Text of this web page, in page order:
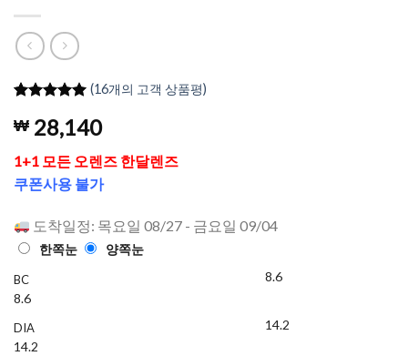
평가를 기
준으로 5점
만점에점
으로 평가
됨
(16개의 고객 상품평)
₩ 28,140
1+1 모든 오렌즈 한달렌즈
쿠폰사용 불가
도착일정: 목요일 08/27 - 금요일 09/04
한쪽눈 양쪽눈
BC
8.6
DIA
14.2
8.6
14.2